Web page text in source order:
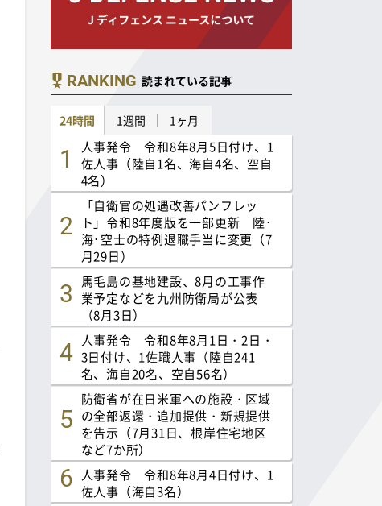
RANKING 読まれている記事
24時間 1週間 1ヶ月
人事発令 令和8年8月5日付け、1
佐人事（陸自1名、海自4名、空自
4名）
「自衛官の処遇改善パンフレッ
ト」令和8年度版を一部更新 陸･
海･空士の特例退職手当に変更（7
月29日）
馬毛島の基地建設、8月の工事作
業予定などを九州防衛局が公表
（8月3日）
人事発令 令和8年8月1日・2日・
3日付け、1佐職人事（陸自241
名、海自20名、空自56名）
防衛省が在日米軍への施設・区域
の全部返還・追加提供・新規提供
を告示（7月31日、根岸住宅地区
など7か所）
人事発令 令和8年8月4日付け、1
佐人事（海自3名）